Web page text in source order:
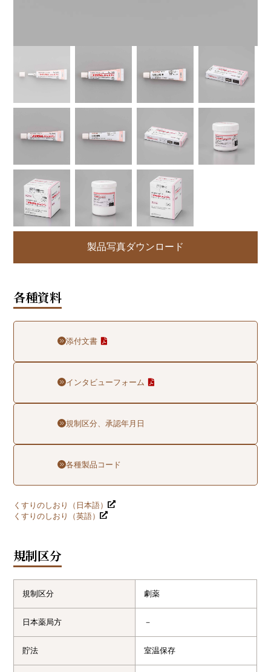
製品写真ダウンロード
各種資料
添付文書
インタビューフォーム
規制区分、承認年月日
各種製品コード
くすりのしおり（日本語）
くすりのしおり（英語）
規制区分
規制区分 劇薬
日本薬局方 －
貯法 室温保存